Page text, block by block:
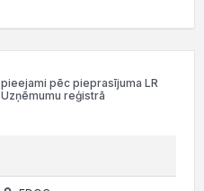
pieejami pēc pieprasījuma LR
Uzņēmumu reģistrā